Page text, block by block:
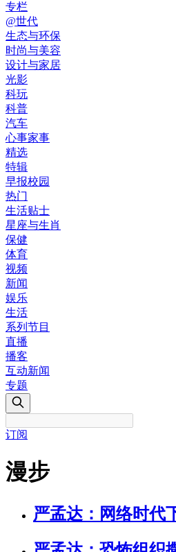
专栏
@世代
生态与环保
时尚与美容
设计与家居
光影
科玩
科普
汽车
心事家事
精选
特辑
早报校园
热门
生活贴士
星座与生肖
保健
体育
视频
新闻
娱乐
生活
系列节目
直播
播客
互动新闻
专题
订阅
漫步
严孟达：网络时代